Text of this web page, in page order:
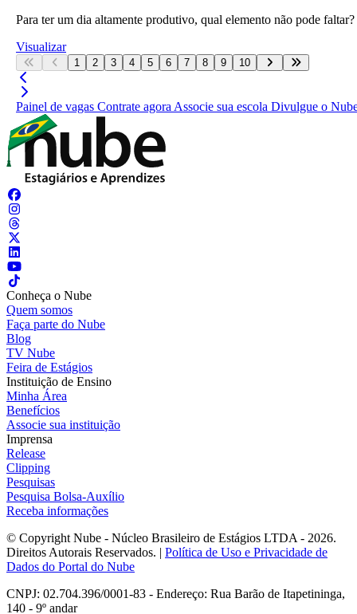
Para ter um dia altamente produtivo, qual elemento não pode faltar?
Visualizar
1 2 3 4 5 6 7 8 9 10
Painel de vagas Contrate agora Associe sua escola Divulgue o
Conheça o Nube
Quem somos
Faça parte do Nube
Blog
TV Nube
Feira de Estágios
Instituição de Ensino
Minha Área
Benefícios
Associe sua instituição
Imprensa
Release
Clipping
Pesquisas
Pesquisa Bolsa-Auxílio
Receba informações
© Copyright Nube - Núcleo Brasileiro de Estágios LTDA - 2026.
Direitos Autorais Reservados. | Política de Uso e Privacidade de
Dados do Portal do Nube
CNPJ: 02.704.396/0001-83 - Endereço: Rua Barão de Itapetininga,
140 - 9º andar